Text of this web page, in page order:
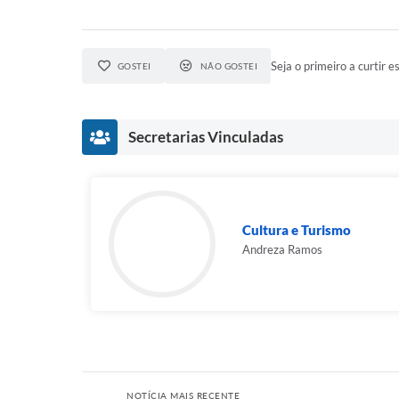
GOSTEI NÃO GOSTEI Seja o primeiro a curtir
Secretarias Vinculadas
Cultura e Turismo
Andreza Ramos
NOTÍCIA MAIS RECENTE